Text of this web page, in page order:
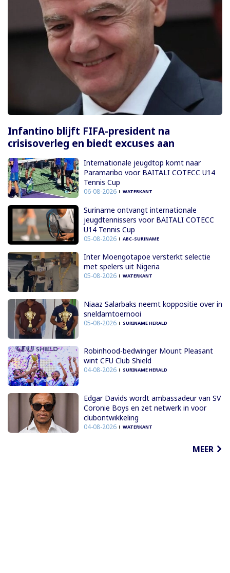
Infantino blijft FIFA-president na
crisisoverleg en biedt excuses aan
Internationale jeugdtop komt naar
Paramaribo voor BAITALI COTECC U14
Tennis Cup
06-08-2026 WATERKANT
Suriname ontvangt internationale
jeugdtennissers voor BAITALI COTECC
U14 Tennis Cup
05-08-2026 ABC-SURINAME
Inter Moengotapoe versterkt selectie
met spelers uit Nigeria
05-08-2026 WATERKANT
Niaaz Salarbaks neemt koppositie over in
sneldamtoernooi
05-08-2026 SURINAME HERALD
Robinhood-bedwinger Mount Pleasant
wint CFU Club Shield
04-08-2026 SURINAME HERALD
Edgar Davids wordt ambassadeur van SV
Coronie Boys en zet netwerk in voor
clubontwikkeling
04-08-2026 WATERKANT
MEER